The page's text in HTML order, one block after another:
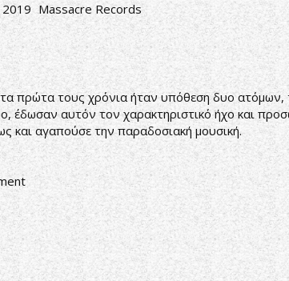
2019 Massacre Records
πρώτα τους χρόνια ήταν υπόθεση δυο
έδωσαν αυτόν τον χαρακτηριστικό ήχο και
και αγαπούσε την παραδοσιακή μουσική.